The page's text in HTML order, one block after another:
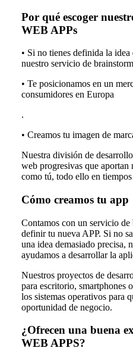
Por qué escoger
WEB APPs
• Si no tienes definida la
nuestro servicio de
• Te posicionamos en un
consumidores en Europa
.
• Creamos tu imagen de
Nuestra división de
web progresivas que aportan
como tú, todo ello en
Cómo creamos tu app
Contamos con un servicio
definir tu nueva APP. Si no
una idea demasiado precisa,
ayudamos a desarrollar la
Nuestros proyectos de
para escritorio, smartphones
los sistemas operativos para
oportunidad de negocio.
¿Ofrecen una buena
WEB APPS?